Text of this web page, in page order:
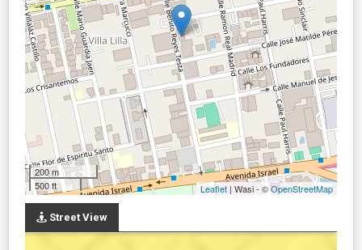
200 m
500 ft
Leaflet | Wasi - ©OpenStreetMap
Street View